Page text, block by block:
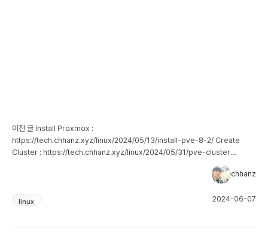
이전 글 Install Proxmox :
https://tech.chhanz.xyz/linux/2024/05/13/install-pve-8-2/ Create
Cluster : https://tech.chhanz.xyz/linux/2024/05/31/pve-cluster
https://tech.chhanz.xyz/linux/2024/05/31/pve-with-ceph/ Migration
레이션이 존재합니다. 참고로 기존 PVE Cluster 에서 Remote Cluster 로 마이
chhanz
linux 2024-06-07